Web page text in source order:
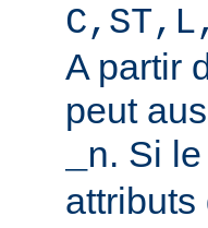
A partir
peut
_n. Si
attributs